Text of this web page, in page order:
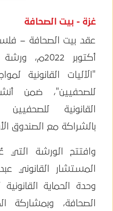
غزة - بيت الصحافة
أكتوبر
"الآليات القانونية
للصحفيين"، ضمن
القانونية
بالشراكة مع الصندوق
وافتتح الورشة
المستشار القانوني
وحدة الحماية
الصحافة، وبمشاركة